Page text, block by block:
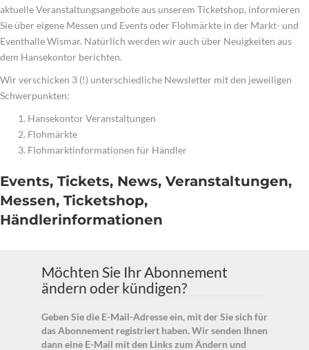
aktuelle Veranstaltungsangebote aus unserem Ticketshop, informieren
Sie über eigene Messen und Events oder Flohmärkte in der Markt- und
Eventhalle Wismar. Natürlich werden wir auch über Neuigkeiten aus
dem Hansekontor berichten.
Wir verschicken 3 (!) unterschiedliche Newsletter mit den jeweiligen
Schwerpunkten:
Hansekontor Veranstaltungen
Flohmärkte
Flohmarktinformationen für Händler
Events, Tickets, News, Veranstaltungen,
Messen, Ticketshop,
Händlerinformationen
Möchten Sie Ihr Abonnement
ändern oder kündigen?
Geben Sie die E-Mail-Adresse ein, mit der Sie sich für
das Abonnement registriert haben. Wir senden Ihnen
dann eine E-Mail mit den Links zum Ändern und